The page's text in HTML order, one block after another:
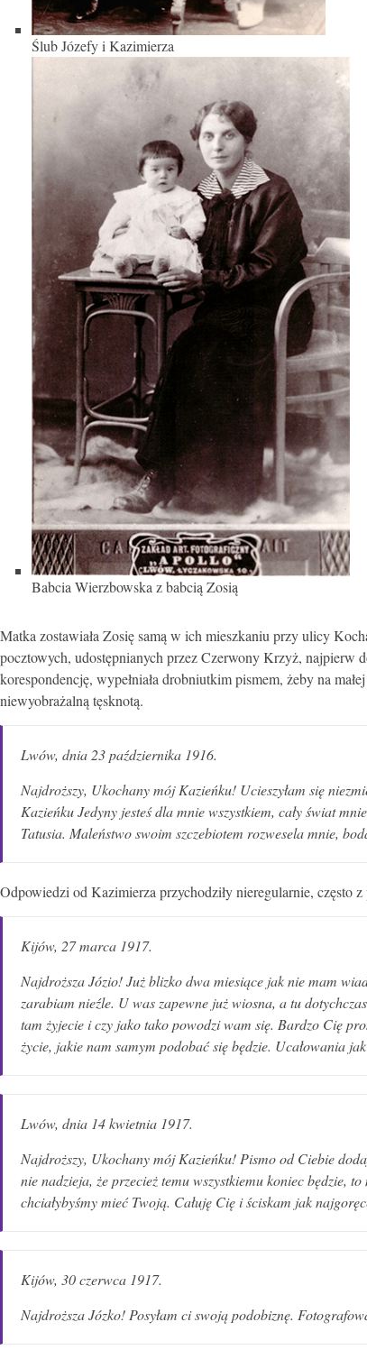
Ślub Józefy i Kazimierza
Babcia Wierzbowska z babcią Zosią
Matka zostawiała Zosię samą w ich mieszkaniu przy ulicy
pocztowych, udostępnianych przez Czerwony Krzyż, najpierw
korespondencję, wypełniała drobniutkim pismem, żeby na
niewyobrażalną tęsknotą.
Lwów, dnia 23 października 1916.
Najdroższy, Ukochany mój Kazieńku! Ucieszyłam się
Kazieńku Jedyny jesteś dla mnie wszystkiem, cały świat
Tatusia. Maleństwo swoim szczebiotem rozwesela mnie,
Odpowiedzi od Kazimierza przychodziły nieregularnie, często
Kijów, 27 marca 1917.
Najdroższa Józio! Już blizko dwa miesiące jak nie mam
zarabiam nieźle. U was zapewne już wiosna, a tu
tam żyjecie i czy jako tako powodzi wam się. Bardzo Cię
życie, jakie nam samym podobać się będzie. Ucałowania
Lwów, dnia 14 kwietnia 1917.
Najdroższy, Ukochany mój Kazieńku! Pismo od Ciebie
nie nadzieja, że przecież temu wszystkiemu koniec będzie,
chciałybyśmy mieć Twoją. Całuję Cię i ściskam jak
Kijów, 30 czerwca 1917.
Najdroższa Józko! Posyłam ci swoją podobiznę.